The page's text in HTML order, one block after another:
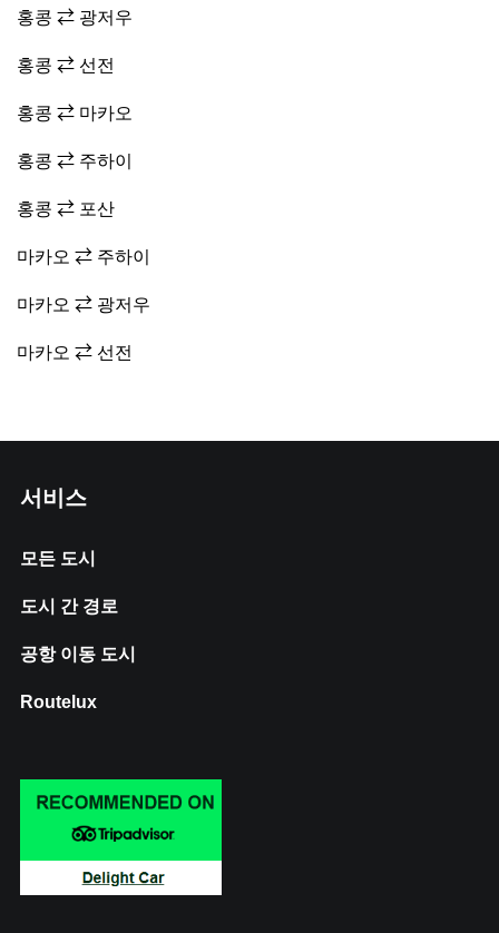
홍콩 ⇄ 광저우
홍콩 ⇄ 선전
홍콩 ⇄ 마카오
홍콩 ⇄ 주하이
홍콩 ⇄ 포산
마카오 ⇄ 주하이
마카오 ⇄ 광저우
마카오 ⇄ 선전
서비스
모든 도시
도시 간 경로
공항 이동 도시
Routelux